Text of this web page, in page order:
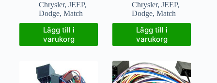
Chrysler, JEEP,
Dodge, Match
Lägg till i
varukorg
Chrysler,JEEP,
Dodge,Match
Lägg till i
varukorg